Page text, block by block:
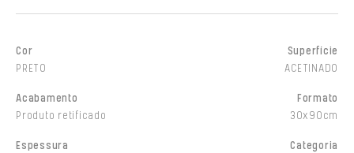
Cor
PRETO
Superfície
ACETINADO
Acabamento
Produto retificado
Formato
30x90cm
Espessura
Categoria